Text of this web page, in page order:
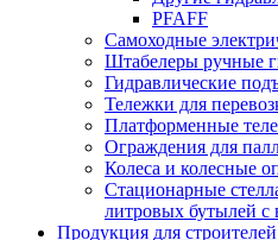
PFAFF
Самоходные
Штабелеры ручные
Гидравлические
Тележки для
Платформенные
Ограждения для
Колеса и колесные
Стационарные
литровых бутылей с
Продукция для строителей